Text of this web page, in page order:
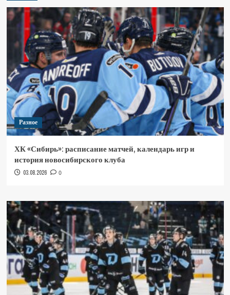
Разное
ХК «Сибирь»: расписание матчей, календарь игр и
история новосибирского клуба
03.08.2026 0